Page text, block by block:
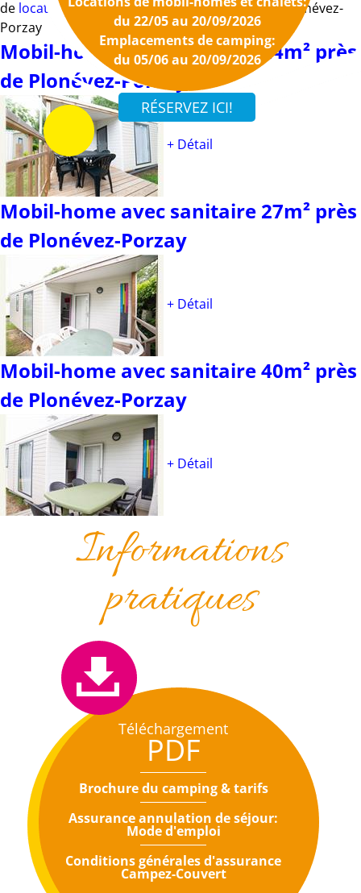
du 22/05 au 20/09/2026
Emplacements de camping:
du 05/06 au 20/09/2026
de location de mobil-homesetchaletsprès de Plonévez-
Porzay
Mobil-home avec sanitaire 24m² près
de Plonévez-Porzay
+ Détail
Mobil-home avec sanitaire 27m² près
de Plonévez-Porzay
+ Détail
Mobil-home avec sanitaire 40m² près
de Plonévez-Porzay
+ Détail
Informations
pratiques
Téléchargement
PDF
Brochure du camping & tarifs
Assurance annulation de séjour:
Mode d'emploi
Conditions générales d'assurance
Campez-Couvert